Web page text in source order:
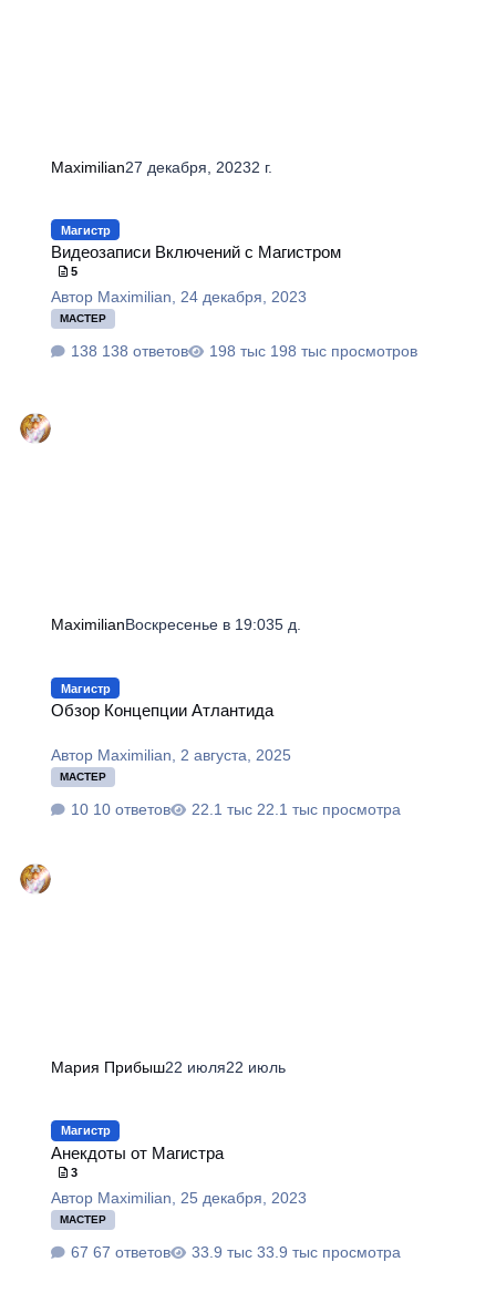
Maximilian27 декабря, 20232 г.
Магистр
Видеозаписи Включений с Магистром
5
Автор Maximilian 24 декабря, 2023
МАСТЕР
138 ответов 198 тыс просмотров
MaximilianВоскресенье в 19:035 д.
Магистр
Обзор Концепции Атлантида
Автор Maximilian 2 августа, 2025
МАСТЕР
10 ответов 22.1 тыс просмотра
Мария Прибыш22 июля22 июль
Магистр
Анекдоты от Магистра
3
Автор Maximilian 25 декабря, 2023
МАСТЕР
67 ответов 33.9 тыс просмотра